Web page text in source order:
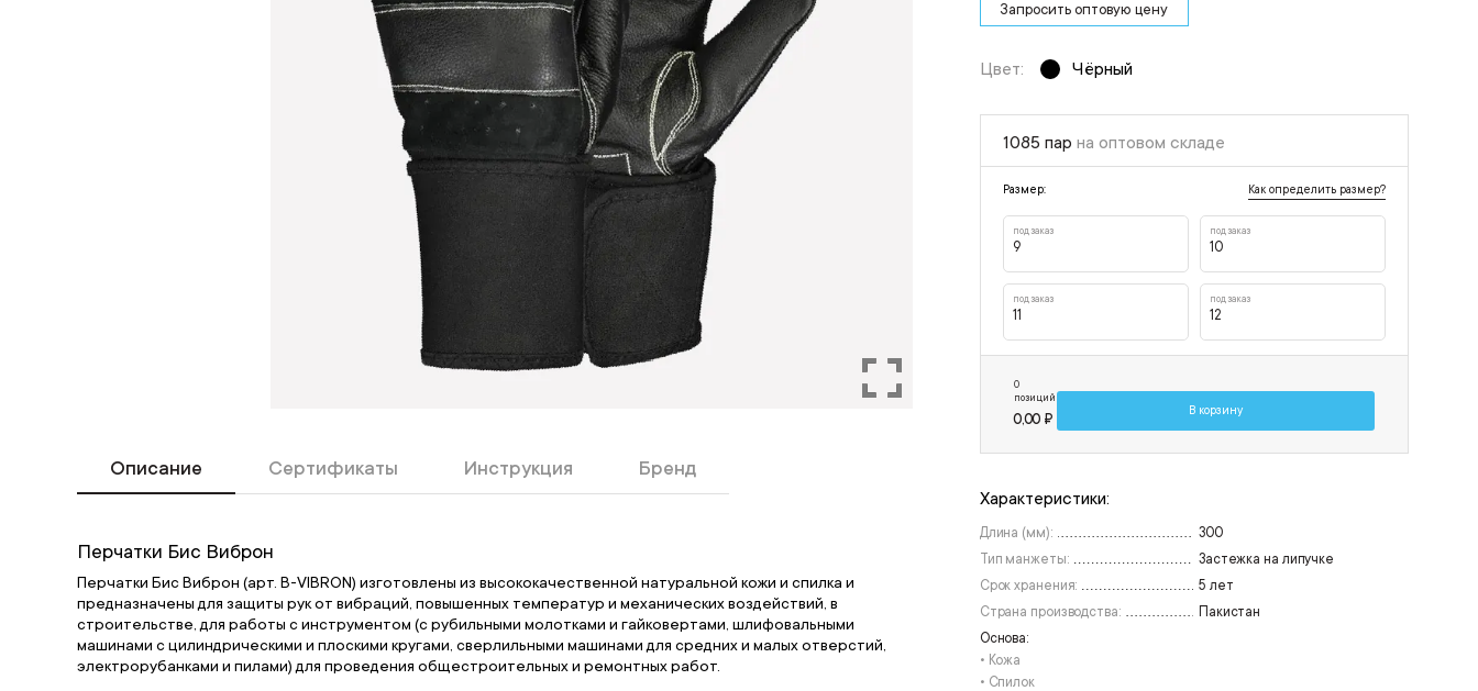
Описание Сертификаты Инструкция Бренд
Перчатки Бис Виброн
Перчатки Бис Виброн (арт. B-VIBRON) изготовлены из высококачественной натуральной кожи и спилка и
предназначены для защиты рук от вибраций, повышенных температур и механических воздействий, в
строительстве, для работы с инструментом (с рубильными молотками и гайковертами, шлифовальными
машинами с цилиндрическими и плоскими кругами, сверлильными машинами для средних и малых отверстий,
электрорубанками и пилами) для проведения общестроительных и ремонтных работ.
Запросить оптовую цену
Цвет: Чёрный
1085 пар на оптовом складе
Размер: Как определить размер?
под заказ
9
под заказ
10
под заказ
11
под заказ
12
0
позиций
0,00 ₽
В корзину
Характеристики:
Длина (мм):
300
Тип манжеты:
Застежка на липучке
Срок хранения:
5 лет
Страна производства:
Пакистан
Основа:
• Кожа
• Спилок